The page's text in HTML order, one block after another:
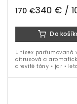
170 €340 € /
Do
Unisex parfumovaná
citrusová a
drevité tóny • jar •